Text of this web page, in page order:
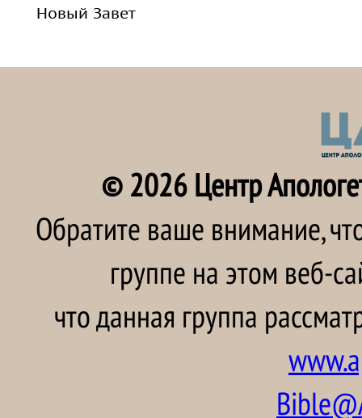
Новый Завет
© 2026 Центр
Обратите ваше внимание,
группе на этом веб-
что данная группа